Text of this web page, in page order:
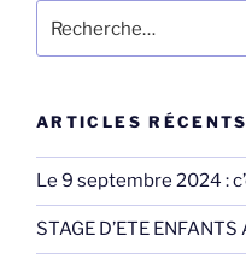
pour
ARTICLES RÉCENTS
Le 9 septembre 2024 :
STAGE D’ETE